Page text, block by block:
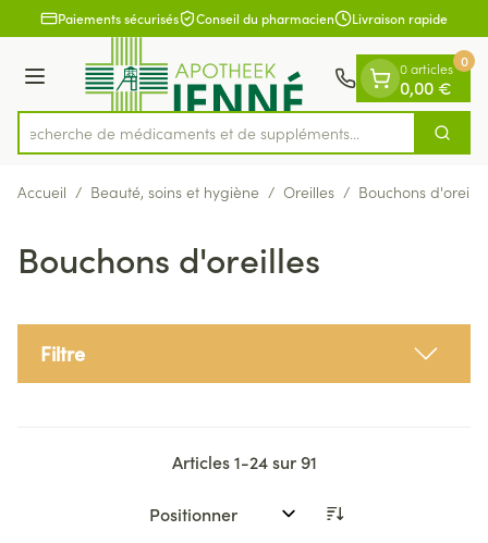
Aller au contenu
1 de 1
Paiements sécurisés Conseil du pharmacien Livraison rapide
Menu
Rechercher
Recherche de médicaments et de
0 articles
0,00 €
0
Accueil / Beauté, soins et hygiène / Oreilles / Bouchons
Bouchons d'oreilles
Filtre
Articles1-24sur91
Trier par: